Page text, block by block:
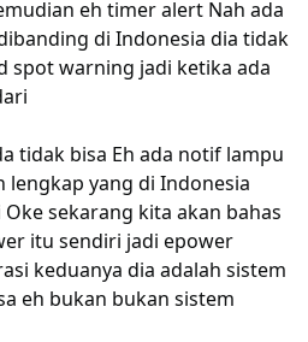
eh timer alert Nah ada
di Indonesia dia tidak
spot warning jadi ketika ada
tidak bisa Eh ada notif lampu
lengkap yang di Indonesia
sekarang kita akan bahas
itu sendiri jadi epower
keduanya dia adalah sistem
eh bukan bukan sistem